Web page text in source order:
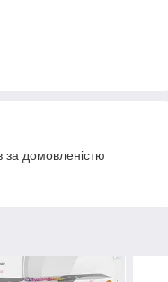
за домовленістю